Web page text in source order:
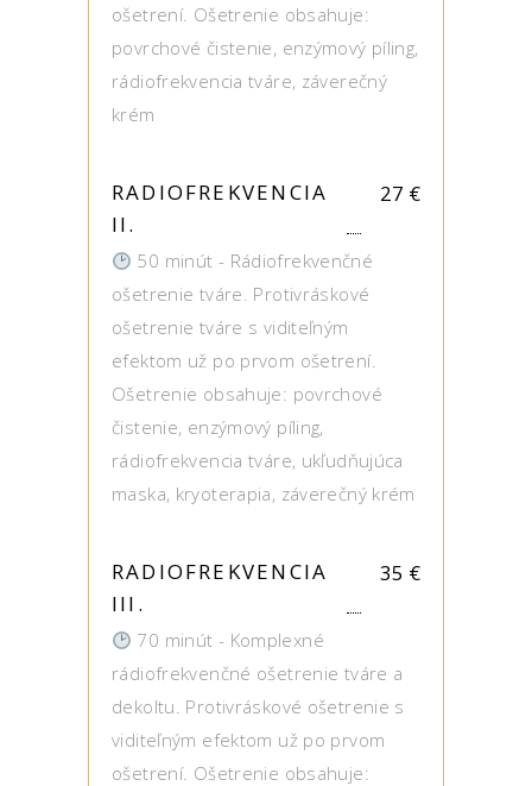
ošetrení. Ošetrenie obsahuje:
povrchové čistenie, enzýmový píling,
rádiofrekvencia tváre, záverečný
krém
RADIOFREKVENCIA
II.
27 €
50 minút - Rádiofrekvenčné
ošetrenie tváre. Protivráskové
ošetrenie tváre s viditeľným
efektom už po prvom ošetrení.
Ošetrenie obsahuje: povrchové
čistenie, enzýmový píling,
rádiofrekvencia tváre, ukľudňujúca
maska, kryoterapia, záverečný krém
RADIOFREKVENCIA
III.
35 €
70 minút - Komplexné
rádiofrekvenčné ošetrenie tváre a
dekoltu. Protivráskové ošetrenie s
viditeľným efektom už po prvom
ošetrení. Ošetrenie obsahuje: